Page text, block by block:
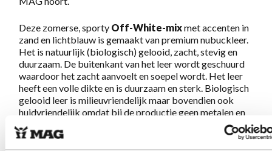
Deze zomerse, sporty Off-White-mixmet accenten in
zand en lichtblauw is gemaakt van premium nubuckleer.
Het is natuurlijk (biologisch) gelooid, zacht, stevig en
duurzaam. De buitenkant van het leer wordt geschuurd
waardoor het zacht aanvoelt en soepel wordt. Het leer
heeft een volle dikte en is duurzaam en sterk. Biologisch
gelooid leer is milieuvriendelijk maar bovendien ook
huidvriendelijk omdat bij de productie geen metalen en
chemicaliën gebruikt worden.